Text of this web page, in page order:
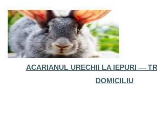
ACARIANUL URECHII LA IEPURI —
DOMICILIU